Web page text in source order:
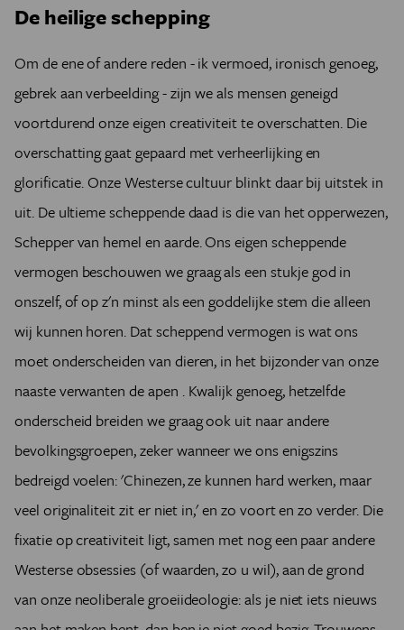
De heilige schepping
Om de ene of andere reden - ik vermoed, ironisch genoeg,
gebrek aan verbeelding - zijn we als mensen geneigd
voortdurend onze eigen creativiteit te overschatten. Die
overschatting gaat gepaard met verheerlijking en
glorificatie. Onze Westerse cultuur blinkt daar bij uitstek in
uit. De ultieme scheppende daad is die van het opperwezen,
Schepper van hemel en aarde. Ons eigen scheppende
vermogen beschouwen we graag als een stukje god in
onszelf, of op z'n minst als een goddelijke stem die alleen
wij kunnen horen. Dat scheppend vermogen is wat ons
moet onderscheiden van dieren, in het bijzonder van onze
naaste verwanten de apen . Kwalijk genoeg, hetzelfde
onderscheid breiden we graag ook uit naar andere
bevolkingsgroepen, zeker wanneer we ons enigszins
bedreigd voelen: 'Chinezen, ze kunnen hard werken, maar
veel originaliteit zit er niet in,' en zo voort en zo verder. Die
fixatie op creativiteit ligt, samen met nog een paar andere
Westerse obsessies (of waarden, zo u wil), aan de grond
van onze neoliberale groeiideologie: als je niet iets nieuws